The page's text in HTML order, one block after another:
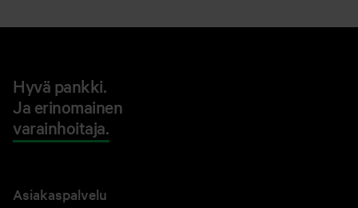
Hyvä pankki.
Ja erinomainen
varainhoitaja.
Asiakaspalvelu